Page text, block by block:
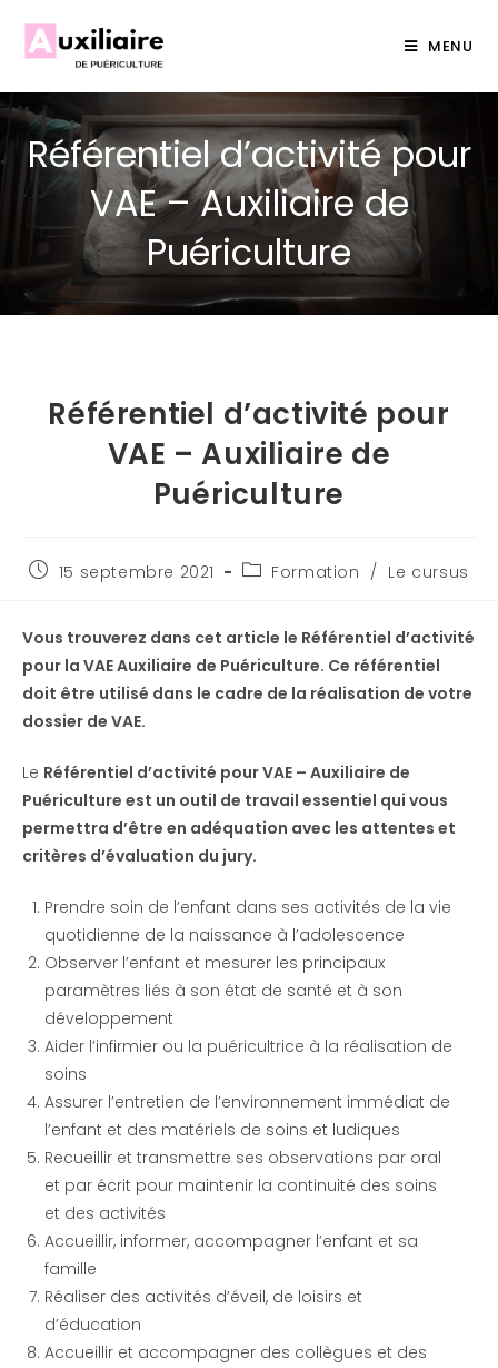
MENU
Référentiel d’activité pour
VAE – Auxiliaire de
Puériculture
Référentiel d’activité pour
VAE – Auxiliaire de
Puériculture
15 septembre 2021 Formation / Le cursus
Vous trouverez dans cet article le Référentiel d’activité
pour la VAEAuxiliaire de Puériculture. Ce référentiel
doit être utilisé dans le cadre de la réalisation de votre
dossier de VAE.
Le Référentiel d’activité pour VAE – Auxiliaire de
Puériculture est un outil de travail essentiel qui vous
permettra d’être en adéquation avec les attentes et
critères d’évaluation du jury.
Prendre soin de l’enfant dans ses activités de la vie
quotidienne de la naissance à l’adolescence
Observer l’enfant et mesurer les principaux
paramètres liés à son état de santé et à son
développement
Aider l’infirmier ou la puéricultrice à la réalisation de
soins
Assurer l’entretien de l’environnement immédiat de
l’enfant et des matériels de soins et ludiques
Recueillir et transmettre ses observations par oral
et par écrit pour maintenir la continuité des soins
et des activités
Accueillir, informer, accompagner l’enfant et sa
famille
Réaliser des activités d’éveil, de loisirs et
d’éducation
Accueillir et accompagner des collègues et des